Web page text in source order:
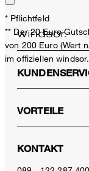
* Pflichtfeld
** Der 20 Euro
von 200 Euro (Wert
im offiziellen
VORTEILE
KONTAKT